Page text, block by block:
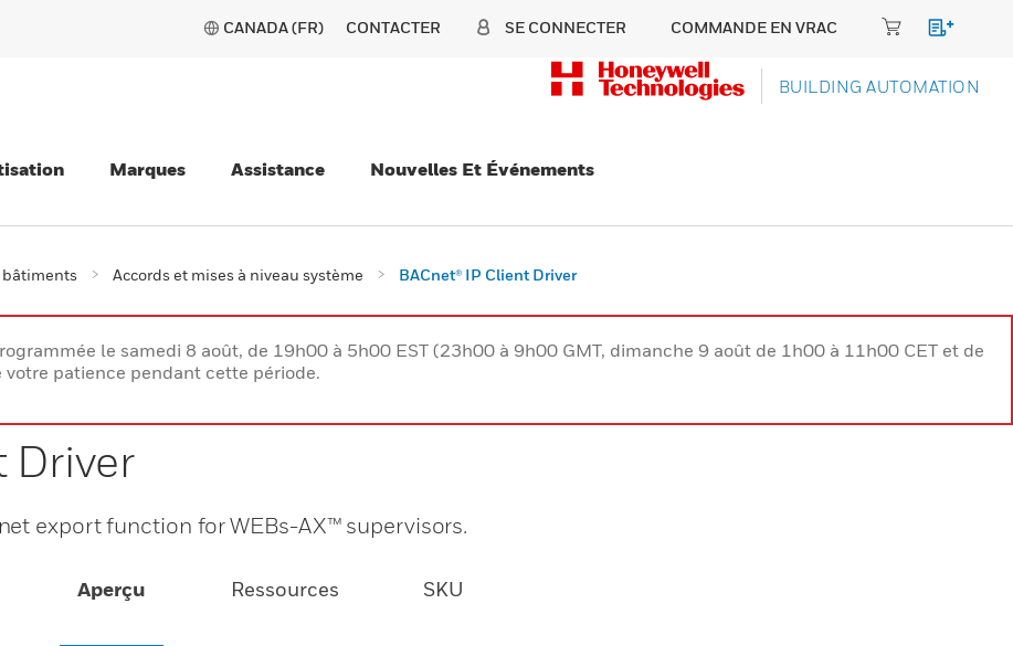
CANADA (FR) CONTACTER SE CONNECTER COMMANDE EN VRAC
BUILDING AUTOMATION
Marques Assistance Nouvelles Et Événements
bâtiments Accords et mises à niveau système BACnet® IP Client Driver
le samedi 8 août, de 19h00 à 5h00 EST (23h00 à 9h00 GMT, dimanche 9 août de 1h00 à 11h00 CET et de
patience pendant cette période.
Driver
export function for WEBs-AX™ supervisors.
Aperçu Ressources SKU